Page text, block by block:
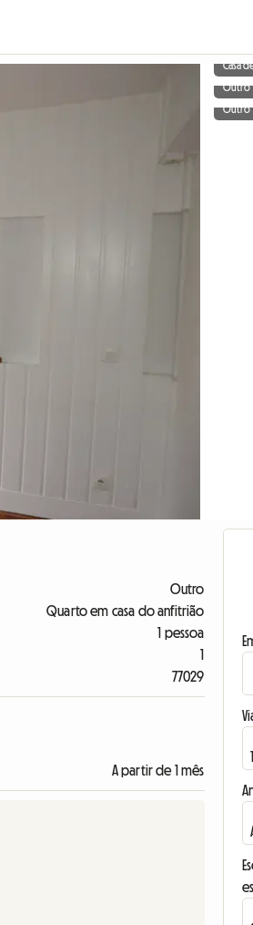
Casa
Outro
Outro
Outro
Quarto em casa do anfitrião
1 pessoa
1
77029
A partir de 1 mês